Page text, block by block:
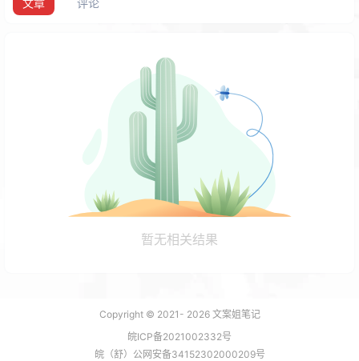
暂无相关结果
Copyright © 2021- 2026文案姐笔记
皖ICP备2021002332号
皖（舒）公网安备34152302000209号